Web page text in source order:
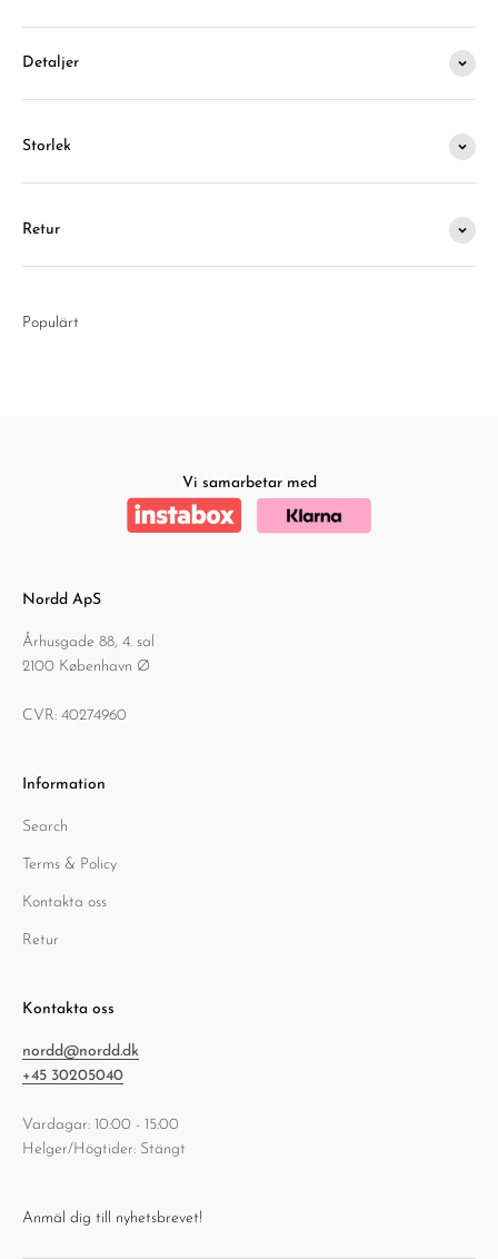
Detaljer
Storlek
Retur
Populärt
Vi samarbetar med
Nordd ApS
Århusgade 88, 4. sal
2100 København Ø
CVR: 40274960
Information
Search
Terms & Policy
Kontakta oss
Retur
Kontakta oss
nordd@nordd.dk
+45 30205040
Vardagar: 10:00 - 15:00
Helger/Högtider: Stängt
Anmäl dig till nyhetsbrevet!